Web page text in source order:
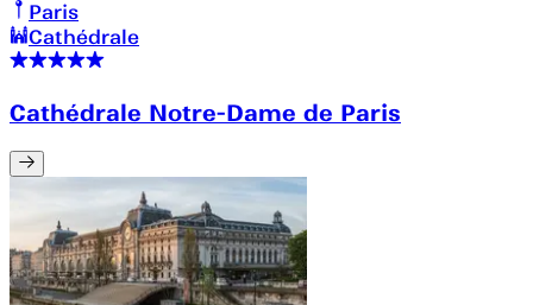
Paris
Cathédrale
Cathédrale Notre-Dame de Paris